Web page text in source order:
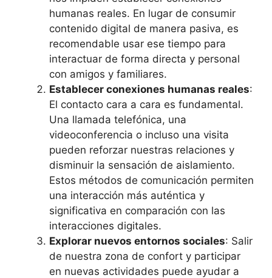
humanas reales. En lugar de consumir
contenido digital de manera pasiva, es
recomendable usar ese tiempo para
interactuar de forma directa y personal
con amigos y familiares.
Establecer conexiones humanas reales:
El contacto cara a cara es fundamental.
Una llamada telefónica, una
videoconferencia o incluso una visita
pueden reforzar nuestras relaciones y
disminuir la sensación de aislamiento.
Estos métodos de comunicación permiten
una interacción más auténtica y
significativa en comparación con las
interacciones digitales.
Explorar nuevos entornos sociales: Salir
de nuestra zona de confort y participar
en nuevas actividades puede ayudar a